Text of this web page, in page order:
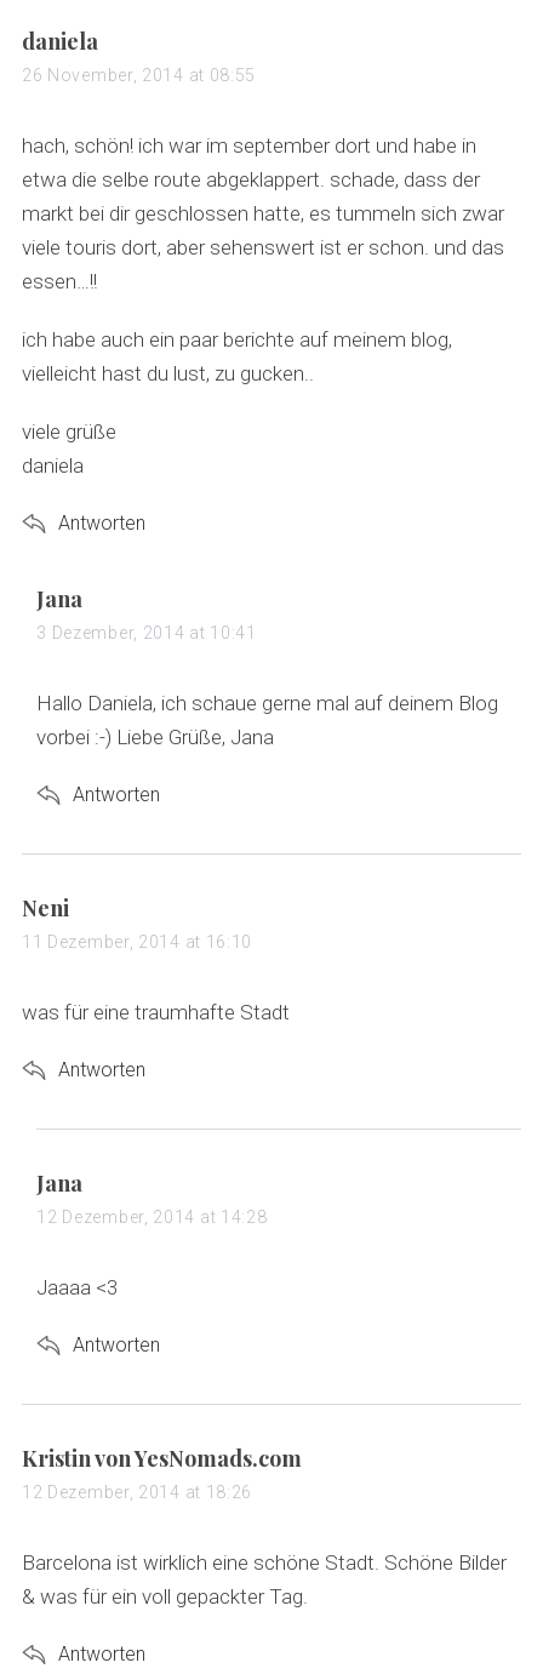
s
a
s
:
daniela
26 November, 2014 at 08:55
hach, schön! ich war im september dort und habe in
etwa die selbe route abgeklappert. schade, dass der
markt bei dir geschlossen hatte, es tummeln sich zwar
viele touris dort, aber sehenswert ist er schon. und das
essen…!!
ich habe auch ein paar berichte auf meinem blog,
vielleicht hast du lust, zu gucken..
viele grüße
daniela
Antworten
s
a
s
:
Jana
3 Dezember, 2014 at 10:41
Hallo Daniela, ich schaue gerne mal auf deinem Blog
vorbei :-) Liebe Grüße, Jana
Antworten
s
a
s
Neni
11 Dezember, 2014 at 16:10
was für eine traumhafte Stadt
Antworten
s
a
s
Jana
12 Dezember, 2014 at 14:28
Jaaaa <3
Antworten
s
a
s
:
Kristin von YesNomads.com
12 Dezember, 2014 at 18:26
Barcelona ist wirklich eine schöne Stadt. Schöne Bilder
& was für ein voll gepackter Tag.
Antworten